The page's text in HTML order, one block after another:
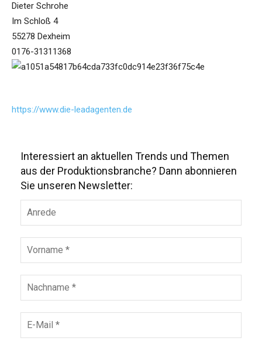
Dieter Schrohe
Im Schloß 4
55278 Dexheim
0176-31311368
https://www.die-leadagenten.de
Interessiert an aktuellen Trends und Themen
aus der Produktionsbranche? Dann abonnieren
Sie unseren Newsletter: